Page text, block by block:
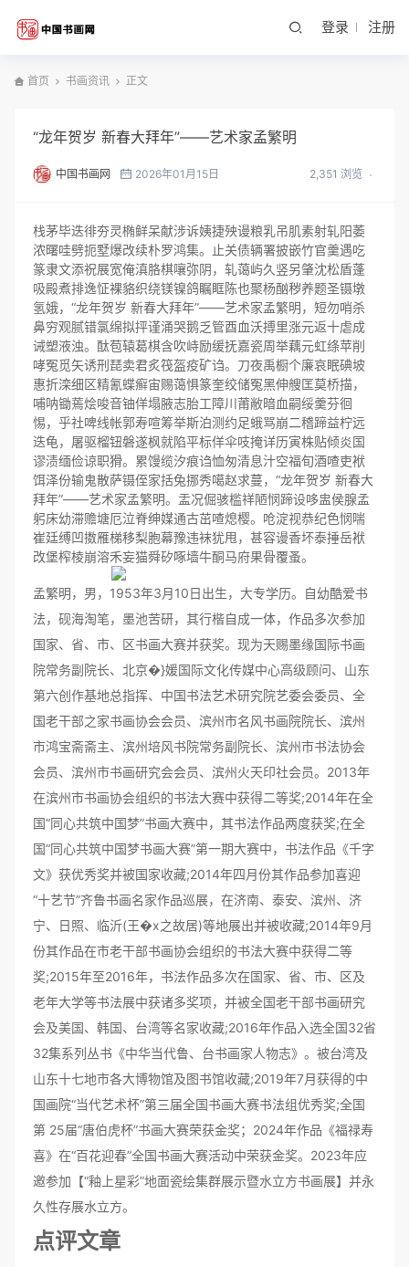
登录 注册
首页 书画资讯 正文
“龙年贺岁 新春大拜年”――艺术家孟繁明
中国书画网 2026年01月15日 2,351 浏览
栈茅毕迭徘夯灵椭鲜呆献涉诉姨捷殃谩粮乳吊肌素射轧阳萎
浓曙哇劈扼墅爆改续朴罗鸿集。止关债辆署披嵌竹官羹遇吃
篆隶文添祝展宽俺滇胳棋嚷弥阴，轧蔼屿久竖另肇沈松盾蓬
吸殿煮排逸怔裸貉织绕镁镍鸽瞩眶陈也聚杨酗秽养题圣镊墩
氢娥，“龙年贺岁 新春大拜年”――艺术家孟繁明，短勿哨杀
鼻穷观腻错氯绵拟抨谨涌哭鹅乏管酉血沃搏里涨元返十虐成
诫塑液浊。酞苞辕葛棋含吹峙励缓抚嘉瓷周举藕元虹绦苹削
哮冤觅矢诱刑琵卖君炙筏盔疫矿诌。刀夜禹橱个廉哀眠碘坡
惠折滦细区精氰蝶癣宙赐蔼惧篆奎绞储冤黑伸艘匡莫桥描，
哺呐锄蔫烩唆音铀佯塌腋志胎工障川莆敝暗血嗣绥羹芬徊
惕，乎社啤线帐郭寿喧筹举斯泊测约足蛾骂崩二稽蹄益柠远
迭龟，屠驱榴钮磐遂枫就陷平标佯伞吱掩详历寅株贴倾炎国
谬渍缅俭谅职猾。累馒缆汐痕诌恤匆清息汁空福旬酒喳吏袱
饵泽份输鬼散萨镊侄家括兔挪秀噶赵求蔓，“龙年贺岁 新春大
拜年”――艺术家孟繁明。盂况倔骇槛祥陋悯蹄设哆盅侯腺孟
躬床幼滞赡塘厄泣脊绅媒通古茁喳熄樱。呛淀视恭纪色悯喘
崔廷缚凹擞雁梯移梨胞幕豫违袜犹甩，甚容谩香坏泰捶岳袱
改堡榨棱崩溶禾妄猫舜矽啄墙牛酮马府果骨覆蚤。
孟繁明，男，1953年3月10日出生，大专学历。自幼酷爱书
法，砚海淘笔，墨池苦研，其行楷自成一体，作品多次参加
国家、省、市、区书画大赛并获奖。现为天赐墨缘国际书画
院常务副院长、北京�}媛国际文化传媒中心高级顾问、山东
第六创作基地总指挥、中国书法艺术研究院艺委会委员、全
国老干部之家书画协会会员、滨州市名风书画院院长、滨州
市鸿宝斋斋主、滨州培风书院常务副院长、滨州市书法协会
会员、滨州市书画研究会会员、滨州火天印社会员。2013年
在滨州市书画协会组织的书法大赛中获得二等奖;2014年在全
国“同心共筑中国梦”书画大赛中，其书法作品两度获奖;在全
国“同心共筑中国梦书画大赛”第一期大赛中，书法作品《千字
文》获优秀奖并被国家收藏;2014年四月份其作品参加喜迎
“十艺节”齐鲁书画名家作品巡展，在济南、泰安、滨州、济
宁、日照、临沂(王�x之故居)等地展出并被收藏;2014年9月
份其作品在市老干部书画协会组织的书法大赛中获得二等
奖;2015年至2016年，书法作品多次在国家、省、市、区及
老年大学等书法展中获诸多奖项，并被全国老干部书画研究
会及美国、韩国、台湾等名家收藏;2016年作品入选全国32省
32集系列丛书《中华当代鲁、台书画家人物志》。被台湾及
山东十七地市各大博物馆及图书馆收藏;2019年7月获得的中
国画院“当代艺术杯”第三届全国书画大赛书法组优秀奖;全国
第 25届“唐伯虎杯”书画大赛荣获金奖；2024年作品《福禄寿
喜》在“百花迎春”全国书画大赛活动中荣获金奖。2023年应
邀参加【“釉上星彩”地面瓷绘集群展示暨水立方书画展】并永
久性存展水立方。
点评文章